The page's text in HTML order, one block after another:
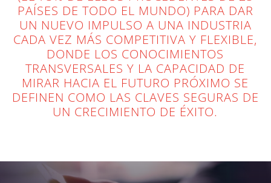
PAÍSES DE TODO EL MUNDO) PARA DAR
UN NUEVO IMPULSO A UNA INDUSTRIA
CADA VEZ MÁS COMPETITIVA Y FLEXIBLE,
DONDE LOS CONOCIMIENTOS
TRANSVERSALES Y LA CAPACIDAD DE
MIRAR HACIA EL FUTURO PRÓXIMO SE
DEFINEN COMO LAS CLAVES SEGURAS DE
UN CRECIMIENTO DE ÉXITO.